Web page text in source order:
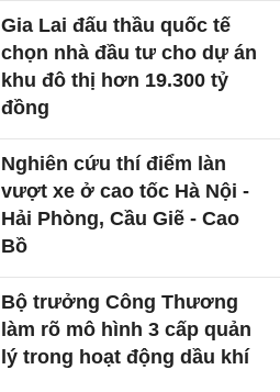
Gia Lai đấu thầu quốc tế
chọn nhà đầu tư cho dự án
khu đô thị hơn 19.300 tỷ
đồng
Nghiên cứu thí điểm làn
vượt xe ở cao tốc Hà Nội -
Hải Phòng, Cầu Giẽ - Cao
Bồ
Bộ trưởng Công Thương
làm rõ mô hình 3 cấp quản
lý trong hoạt động dầu khí